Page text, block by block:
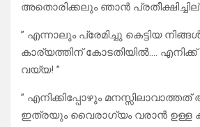
അതൊരിക്കലും ഞാൻ
” എന്നാലും പ്രേമിച്ചു കെട്ടിയ
കാര്യത്തിന് കോടതിയിൽ….
വയ്യ! ”
” എനിക്കിപ്പോഴും
ഇത്രയും വൈരാഗ്യം വരാൻ